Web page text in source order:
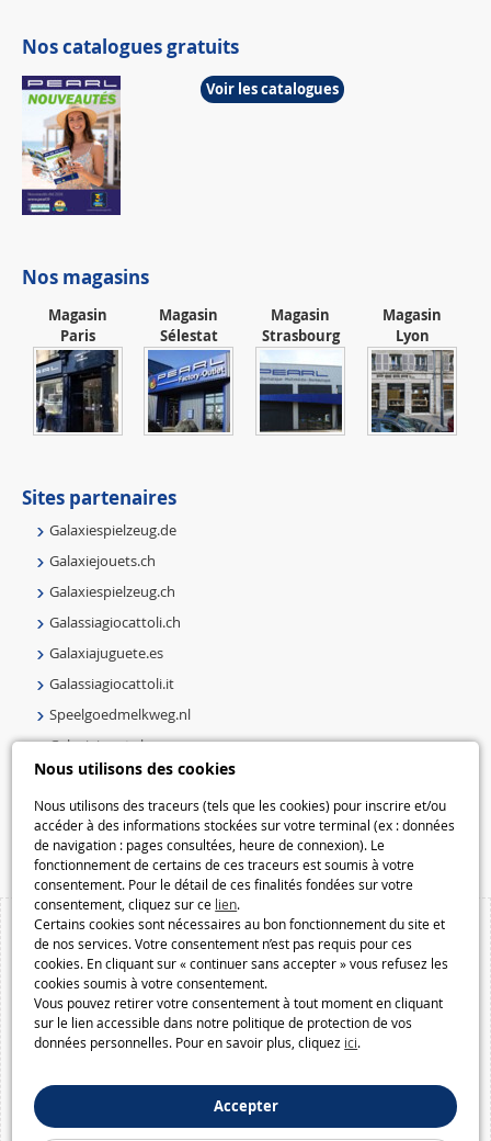
Nous utilisons des cookies
Nous utilisons des traceurs (tels que les cookies) pour inscrire et/ou
accéder à des informations stockées sur votre terminal (ex : données
de navigation : pages consultées, heure de connexion). Le
fonctionnement de certains de ces traceurs est soumis à votre
consentement. Pour le détail de ces finalités fondées sur votre
consentement, cliquez sur ce lien.
Certains cookies sont nécessaires au bon fonctionnement du site et
de nos services. Votre consentement n’est pas requis pour ces
cookies. En cliquant sur « continuer sans accepter » vous refusez les
cookies soumis à votre consentement.
Vous pouvez retirer votre consentement à tout moment en cliquant
sur le lien accessible dans notre politique de protection de vos
données personnelles. Pour en savoir plus, cliquez ici.
Accepter
Nos catalogues gratuits
Voir les catalogues
Nos magasins
Magasin
Paris
Magasin
Sélestat
Magasin
Strasbourg
Magasin
Lyon
Sites partenaires
Galaxiespielzeug.de
Galaxiejouets.ch
Galaxiespielzeug.ch
Galassiagiocattoli.ch
Galaxiajuguete.es
Galassiagiocattoli.it
Speelgoedmelkweg.nl
Galaxiejouets.be
Galaxiespielzeug.be
Speelgoedmelkweg.be
Macway.com